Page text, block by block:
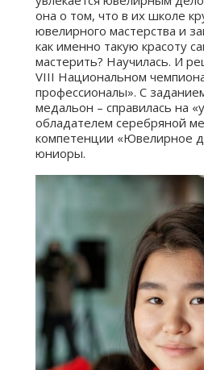
она о том, что в их школе
ювелирного мастерства и
как именно такую красоту
мастерить? Научилась. И
VIII Национальном
профессионалы». С
медальон – справилась на
обладателем серебряной
компетенции «Ювелирное
юниоры.